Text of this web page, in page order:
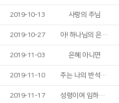
2019-10-13 사랑의 주님
2019-10-27 아! 하나님의 은혜로
2019-11-03 은혜 아니면
2019-11-10 주는 나의 반석이시니
2019-11-17 성령이여 임하소서